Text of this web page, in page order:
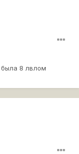
была 8 лвлом